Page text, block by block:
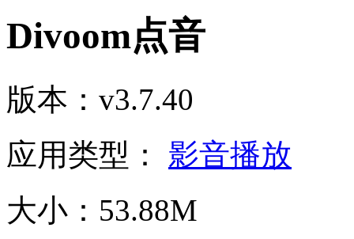
Divoom点音
版本：v3.7.40
应用类型： 影音播放
大小：53.88M